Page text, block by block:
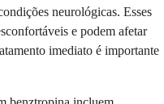
neurológicas. Esses
e podem afetar
imediato é importante